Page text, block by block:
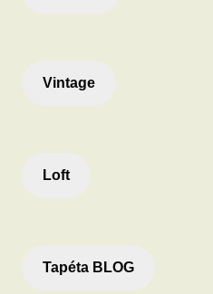
Vintage
Loft
Tapéta BLOG